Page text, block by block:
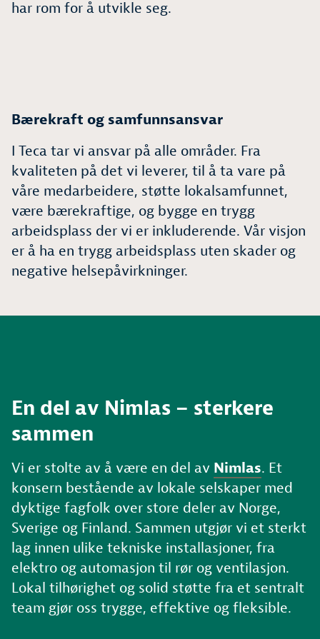
har rom for å utvikle seg.
Bærekraft og samfunnsansvar
I Teca tar vi ansvar på alle områder. Fra
kvaliteten på det vi leverer, til å ta vare på
våre medarbeidere, støtte lokalsamfunnet,
være bærekraftige, og bygge en trygg
arbeidsplass der vi er inkluderende. Vår visjon
er å ha en trygg arbeidsplass uten skader og
negative helsepåvirkninger.
En del av Nimlas – sterkere
sammen
Vi er stolte av å være en del av Nimlas. Et
konsern bestående av lokale selskaper med
dyktige fagfolk over store deler av Norge,
Sverige og Finland. Sammen utgjør vi et sterkt
lag innen ulike tekniske installasjoner, fra
elektro og automasjon til rør og ventilasjon.
Lokal tilhørighet og solid støtte fra et sentralt
team gjør oss trygge, effektive og fleksible.